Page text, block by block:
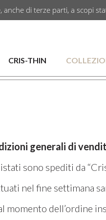
CRIS-THIN
generali di
sono spediti da
nel fine settimana
momento dell’ordine
anche di terze parti, a scopi